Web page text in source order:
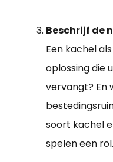
Beschrijf de
Een kachel
oplossing die
vervangt? En
soort kachel
spelen een rol.